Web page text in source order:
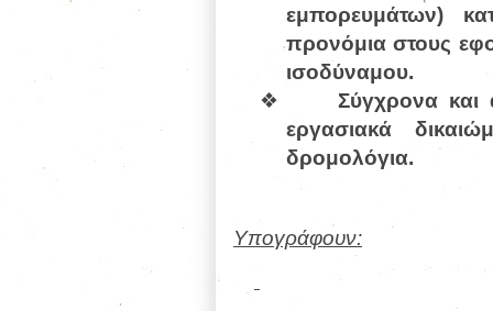
εμπορευμάτων)
προνόμια στους
ισοδύναμου.
❖
Σύγχρονα
εργασιακά
δρομολόγια.
Υπογράφουν: